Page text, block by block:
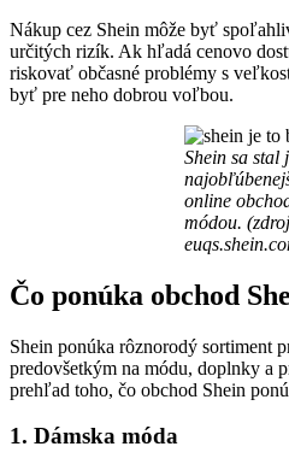
Nákup cez Shein môže byť
určitých rizík. Ak hľadá cenovo
riskovať občasné problémy s
byť pre neho dobrou voľbou.
Shein sa stal
online
módou.
Čo ponúka obchod
Shein ponúka rôznorodý sortiment
predovšetkým na módu, doplnky a
prehľad toho, čo obchod Shein
1. Dámska móda